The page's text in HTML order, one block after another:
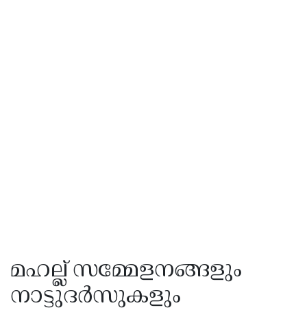
മഹല്ല് സമ്മേളനങ്ങളും
നാട്ടുദർസുകളും